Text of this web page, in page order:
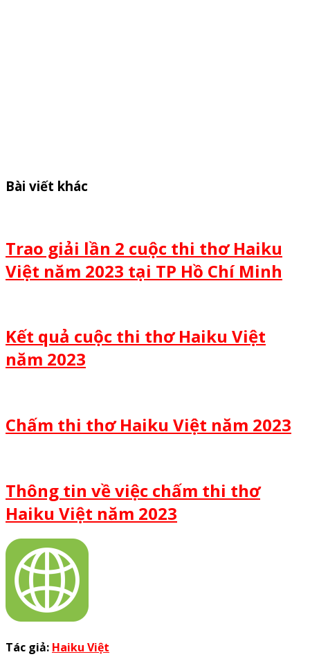
Bài viết khác
Trao giải lần 2 cuộc thi thơ Haiku
Việt năm 2023 tại TP Hồ Chí Minh
Kết quả cuộc thi thơ Haiku Việt
năm 2023
Chấm thi thơ Haiku Việt năm 2023
Thông tin về việc chấm thi thơ
Haiku Việt năm 2023
Tác giả: Haiku Việt